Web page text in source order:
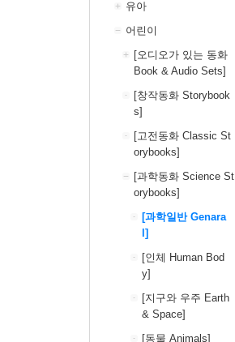
유아
어린이
[오디오가 있는 동화
Book & Audio Sets]
[창작동화 Storybook
s]
[고전동화 Classic St
orybooks]
[과학동화 Science St
orybooks]
[과학일반 Genara
l]
[인체 Human Bod
y]
[지구와 우주 Earth
& Space]
[동물 Animals]